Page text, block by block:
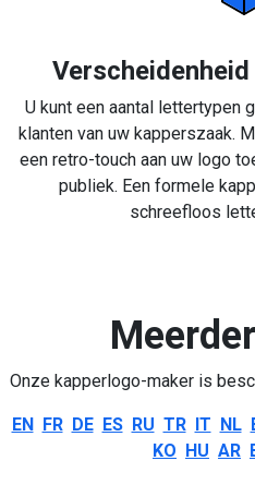
U kunt een aantal lettertypen
klanten van uw kapperszaak.
een retro-touch aan uw logo
publiek. Een formele
schreefloos
Onze kapperlogo-maker is
EN FR DE ES RU TR IT NL
KO HU AR